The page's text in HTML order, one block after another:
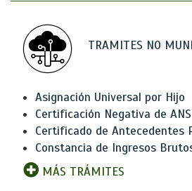
TRAMITES NO
Asignación Universal por Hijo
Certificación Negativa de
Certificado de Antecedentes
Constancia de Ingresos
MÁS TRÁMITES